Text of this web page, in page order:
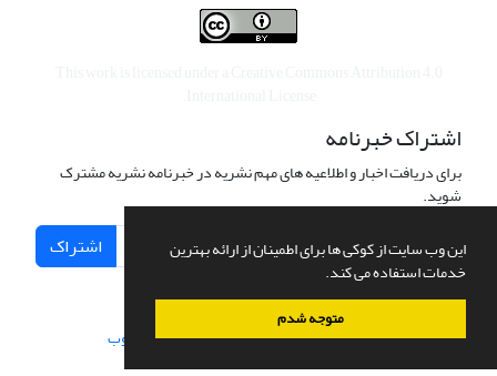
این وب سایت از کوکی ها برای اطمینان از ارائه بهترین
خدمات استفاده می کند.
متوجه شدم
اشتراک خبرنامه
برای دریافت اخبار و اطلاعیه های مهم نشریه در خبرنامه نشریه مشترک
شوید.
اشتراک
سامانه مدیریت نشریات علمی.طراحی و پیاده سازی از سیناوب